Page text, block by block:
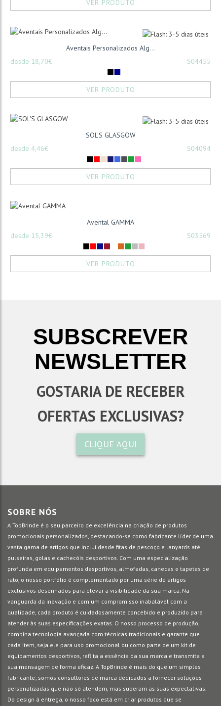
VER PRODUTO
Aventais Personalizados Alg...
desde 18,70€
S04455
VER PRODUTO
SOL'S GLASGOW
desde 4,46€
S04094
VER PRODUTO
Avental GAMMA
desde 15,39€
S03569
VER PRODUTO
SUBSCREVER
NEWSLETTER
GOSTARIA DE RECEBER
OFERTAS EXCLUSIVAS?
CLIQUE AQUI
SOBRE NÓS
A TopBrinde é o seu parceiro de excelência na criação de produtos
promocionais personalizados, destacando-se como fabricante líder de uma
vasta gama de artigos que inclui desde fitas de pescoço e lanyards até
pulseiras, golas e cachecóis desportivos. Com uma especialização
profunda em equipamentos desportivos, almofadas, canecas e tapetes de
rato, o nosso portfólio é complementado por uma série de artigos
exclusivos desenhados para elevar a visibilidade da sua marca. Na
vanguarda da inovação e com um compromisso inabalável com a
qualidade, cada produto é cuidadosamente concebido e produzido para
atender às suas especificações exatas. O nosso processo de produção,
combina tecnologia avançada com técnicas tradicionais e garante que
cada item, seja ele para uso promocional ou como parte de um kit de
equipamentos desportivos, reflita a essência da sua marca e transmita a
sua mensagem de forma eficaz. A TopBrinde é mais do que um simples
fabricante; somos consultores de marca dedicados a fornecer soluções
personalizadas que não só atendem, mas superam as suas expectativas.
Do design à entrega, o nosso foco está em criar produtos que se